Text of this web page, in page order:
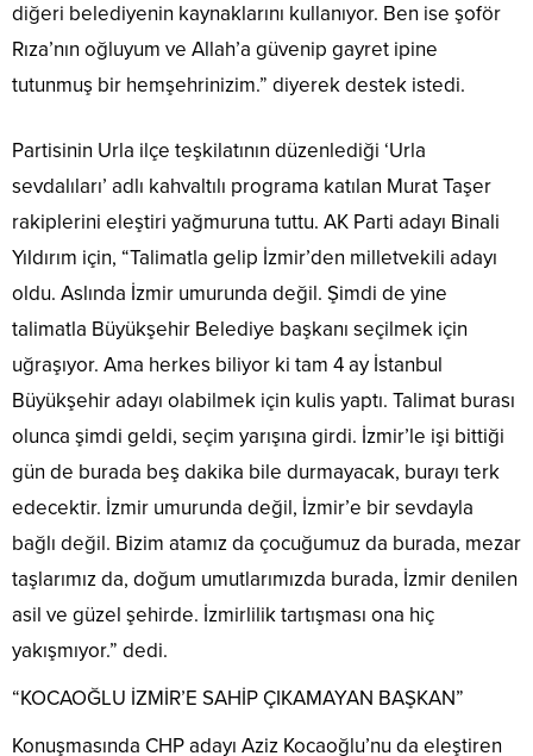
diğeri belediyenin kaynaklarını kullanıyor. Ben ise şoför
Rıza’nın oğluyum ve Allah’a güvenip gayret ipine
tutunmuş bir hemşehrinizim.” diyerek destek istedi.
Partisinin Urla ilçe teşkilatının düzenlediği ‘Urla
sevdalıları’ adlı kahvaltılı programa katılan Murat Taşer
rakiplerini eleştiri yağmuruna tuttu. AK Parti adayı Binali
Yıldırım için, “Talimatla gelip İzmir’den milletvekili adayı
oldu. Aslında İzmir umurunda değil. Şimdi de yine
talimatla Büyükşehir Belediye başkanı seçilmek için
uğraşıyor. Ama herkes biliyor ki tam 4 ay İstanbul
Büyükşehir adayı olabilmek için kulis yaptı. Talimat burası
olunca şimdi geldi, seçim yarışına girdi. İzmir’le işi bittiği
gün de burada beş dakika bile durmayacak, burayı terk
edecektir. İzmir umurunda değil, İzmir’e bir sevdayla
bağlı değil. Bizim atamız da çocuğumuz da burada, mezar
taşlarımız da, doğum umutlarımızda burada, İzmir denilen
asil ve güzel şehirde. İzmirlilik tartışması ona hiç
yakışmıyor.” dedi.
“KOCAOĞLU İZMİR’E SAHİP ÇIKAMAYAN BAŞKAN”
Konuşmasında CHP adayı Aziz Kocaoğlu’nu da eleştiren